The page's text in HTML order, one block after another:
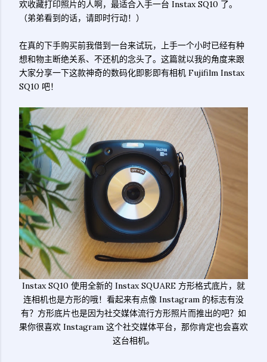
欢收藏打印照片的人啊，最适合入手一台 Instax SQ10 了。
（弟弟看到的话，请即时行动！）
在真的下手购买前我借到一台来试玩，上手一个小时已经有种
想和物主断绝关系、不还机的念头了。这篇就以我的角度来跟
大家分享一下这款神奇的数码化即影即有相机 Fujifilm Instax
SQ10 吧！
Instax SQ10 使用全新的 Instax SQUARE 方形格式底片，就
连相机也是方形的哦！看起来有点像 Instagram 的标志有没
有？方形底片也是因为社交媒体流行方形照片而推出的吧？如
果你很喜欢 Instagram 这个社交媒体平台，那你肯定也会喜欢
这台相机。